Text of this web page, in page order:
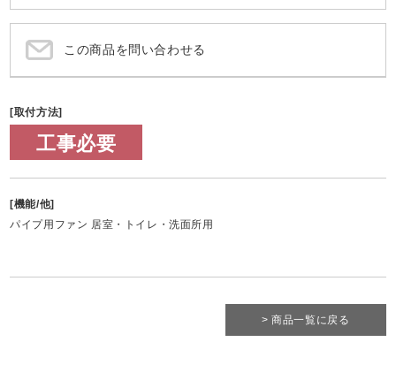
この商品を問い合わせる
[取付方法]
工事必要
[機能/他]
パイプ用ファン 居室・トイレ・洗面所用
> 商品一覧に戻る